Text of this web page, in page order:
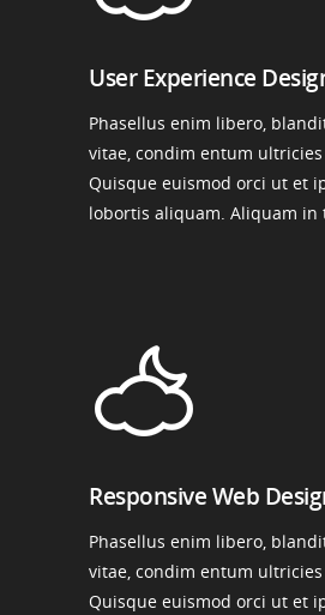
User Experience
Phasellus enim libero,
vitae, condim entum ultricies
Quisque euismod orci ut et
lobortis aliquam. Aliquam in
Responsive Web
Phasellus enim libero,
vitae, condim entum ultricies
Quisque euismod orci ut et